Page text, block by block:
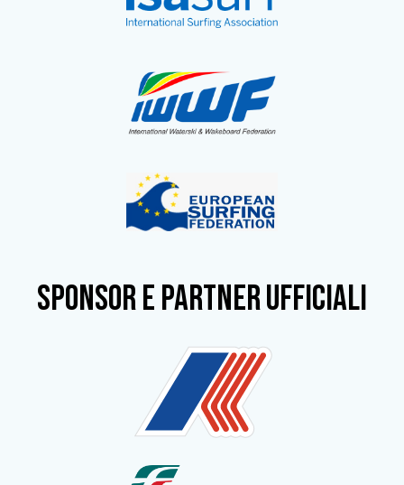
SPONSOR e partner ufficiali